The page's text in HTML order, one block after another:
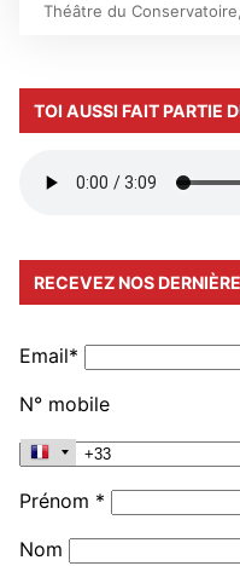
Théâtre du
TOI AUSSI FAIT PARTIE
RECEVEZ NOS
Email*
N° mobile
Prénom *
Nom